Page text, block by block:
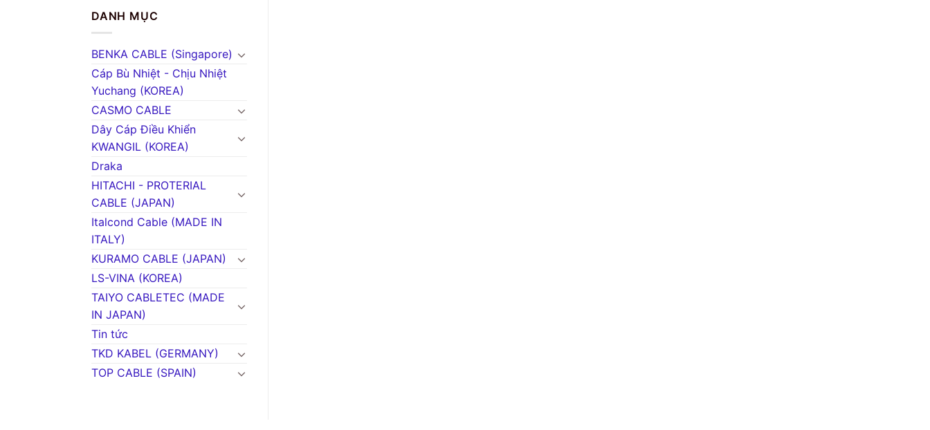
DANH MỤC
BENKA CABLE (Singapore)
Cáp Bù Nhiệt - Chịu Nhiệt
Yuchang (KOREA)
CASMO CABLE
Dây Cáp Điều Khiển
KWANGIL (KOREA)
Draka
HITACHI - PROTERIAL
CABLE (JAPAN)
Italcond Cable (MADE IN
ITALY)
KURAMO CABLE (JAPAN)
LS-VINA (KOREA)
TAIYO CABLETEC (MADE
IN JAPAN)
Tin tức
TKD KABEL (GERMANY)
TOP CABLE (SPAIN)